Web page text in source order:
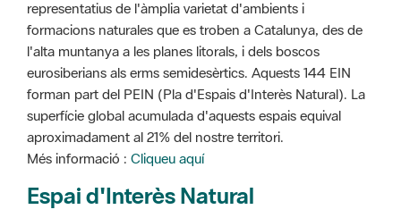
representatius de l'àmplia varietat d'ambients i
formacions naturales que es troben a Catalunya, des de
l'alta muntanya a les planes litorals, i dels boscos
eurosiberians als erms semidesèrtics. Aquests 144 EIN
forman part del PEIN (Pla d'Espais d'Interès Natural). La
superfície global acumulada d'aquests espais equival
aproximadament al 21% del nostre territori.
Més informació : Cliqueu aquí
Espai d'Interès Natural